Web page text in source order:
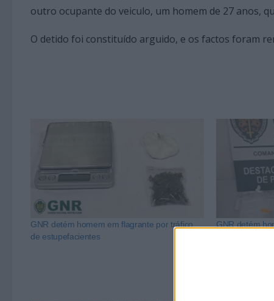
outro ocupante do veiculo, um homem de 27 anos,
O detido foi constituído arguido, e os factos foram
GNR detém homem em flagrante por tráfico
de estupefacientes
GNR detém